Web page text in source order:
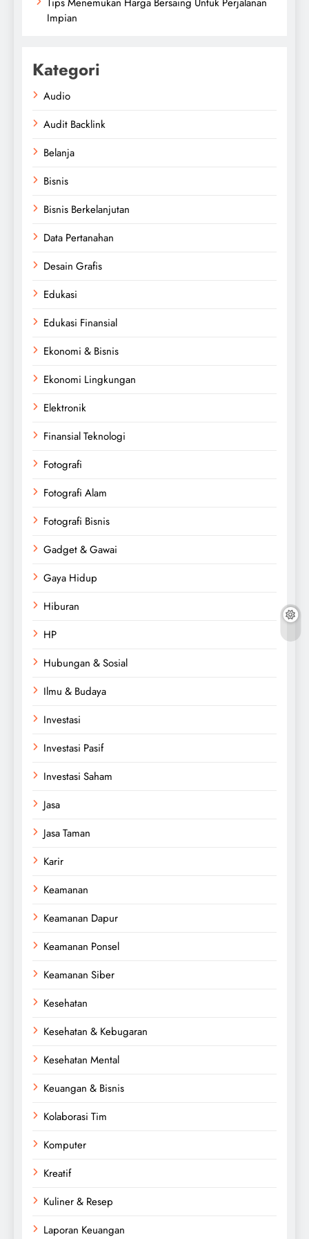
Impian
Kategori
Audio
Audit Backlink
Belanja
Bisnis
Bisnis Berkelanjutan
Data Pertanahan
Desain Grafis
Edukasi
Edukasi Finansial
Ekonomi & Bisnis
Ekonomi Lingkungan
Elektronik
Finansial Teknologi
Fotografi
Fotografi Alam
Fotografi Bisnis
Gadget & Gawai
Gaya Hidup
Hiburan
HP
Hubungan & Sosial
Ilmu & Budaya
Investasi
Investasi Pasif
Investasi Saham
Jasa
Jasa Taman
Karir
Keamanan
Keamanan Dapur
Keamanan Ponsel
Keamanan Siber
Kesehatan
Kesehatan & Kebugaran
Kesehatan Mental
Keuangan & Bisnis
Kolaborasi Tim
Komputer
Kreatif
Kuliner & Resep
Laporan Keuangan